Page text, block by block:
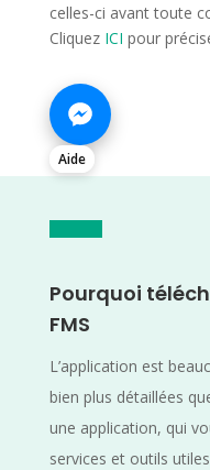
celles-ci avant toute
Cliquez ICI pour
Aide
Pourquoi
FMS
L’application est
bien plus détaillées
une application, qui
services et outils